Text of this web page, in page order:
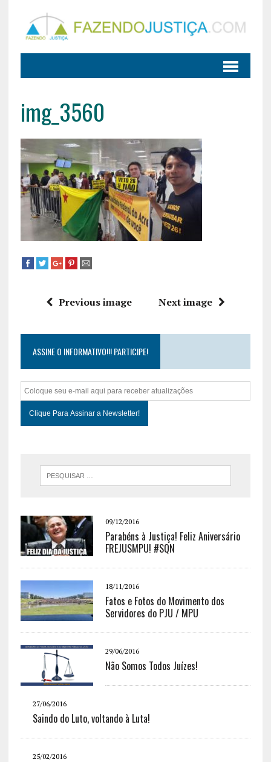
img_3560
Previous image Next image
ASSINE O INFORMATIVO!!! PARTICIPE!
09/12/2016
Parabéns à Justiça! Feliz Aniversário
FREJUSMPU! #SQN
18/11/2016
Fatos e Fotos do Movimento dos
Servidores do PJU / MPU
29/06/2016
Não Somos Todos Juízes!
27/06/2016
Saindo do Luto, voltando à Luta!
25/02/2016